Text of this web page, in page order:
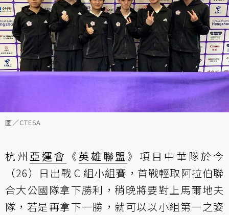
圖／CTESA
杭州 亞運會 《英雄聯盟 》項目中華隊於今
（26）日出戰 C 組小組賽，首戰輕取阿拉伯聯
合大公國隊拿下勝利，稍晚將要對上馬爾地夫
隊，若是再拿下一勝，就可以以小組第一之姿